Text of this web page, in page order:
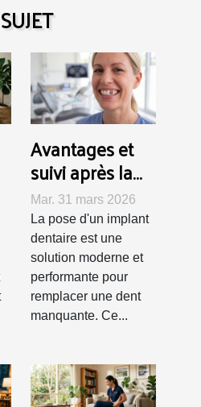
Avantages et
suivi après la
pose d'un
implant
dentaire
Mar. 31 mars 2026
La pose d'un implant
dentaire est une
solution moderne et
performante pour
remplacer une dent
manquante. Ce...